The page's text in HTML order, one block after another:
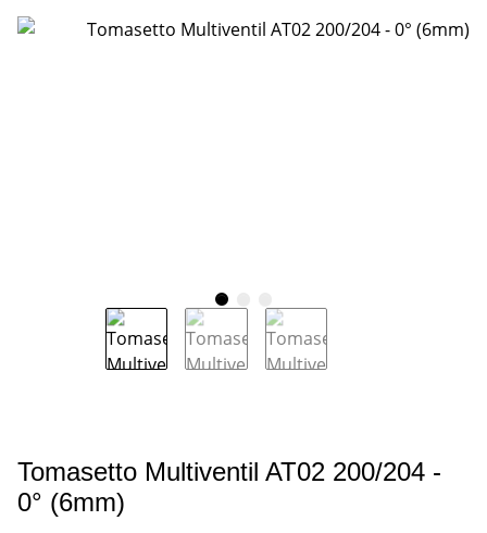
Tomasetto Multiventil AT02 200/204 -
0° (6mm)